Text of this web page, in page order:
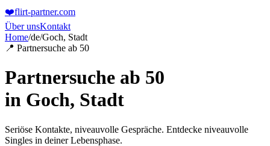
❤️flirt-partner.com
Über unsKontakt
Home/de/Goch, Stadt
📍 Partnersuche ab 50
Partnersuche ab 50
in Goch, Stadt
Seriöse Kontakte, niveauvolle Gespräche. Entdecke niveauvolle
Singles in deiner Lebensphase.